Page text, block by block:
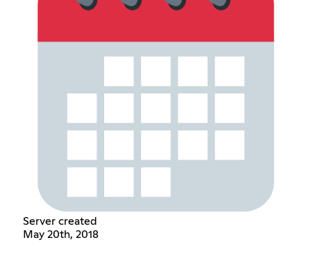
Server created
May 20th, 2018